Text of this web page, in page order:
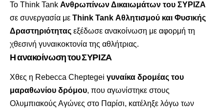
Το Think Tank Ανθρωπίνων Δικαιωμάτων του ΣΥΡΙΖΑ
σε συνεργασία με Think Tank Αθλητισμού και Φυσικής
Δραστηριότητας εξέδωσε ανακοίνωση με αφορμή τη
χθεσινή γυναικοκτονία της αθλήτριας.
Η ανακοίνωση του ΣΥΡΙΖΑ
Χθες η Rebecca Cheptegei γυναίκα δρομέας του
μαραθωνίου δρόμου, που αγωνίστηκε στους
Ολυμπιακούς Αγώνες στο Παρίσι, κατέληξε λόγω των